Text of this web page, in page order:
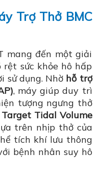
Trợ Thở BMC
mang đến một giải
sức khỏe hô hấp
sử dụng. Nhờ hỗ trợ
, máy giúp duy trì
tượng ngưng thở
Target Tidal Volume
trên nhịp thở của
tích khí lưu thông
bệnh nhân suy hô